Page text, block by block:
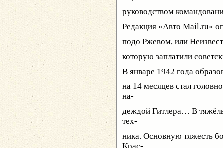
руководством
Редакция «Авто Mail.ru»
подо Ржевом, или
которую заплатили
В январе 1942 года
на 14 месяцев стал
на-
деждой Гитлера… В
тех-
ника. Основную тяжесть
Крас-